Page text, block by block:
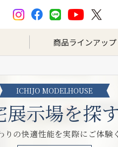
商品ラインアップ
ICHIJO MODELHOUSE
示場を探
りの快適性能を実際にご体験